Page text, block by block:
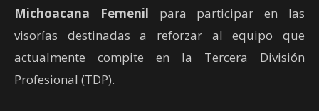
Michoacana Femenil para participar en las
visorías destinadas a reforzar al equipo que
actualmente compite en la Tercera División
Profesional (TDP).